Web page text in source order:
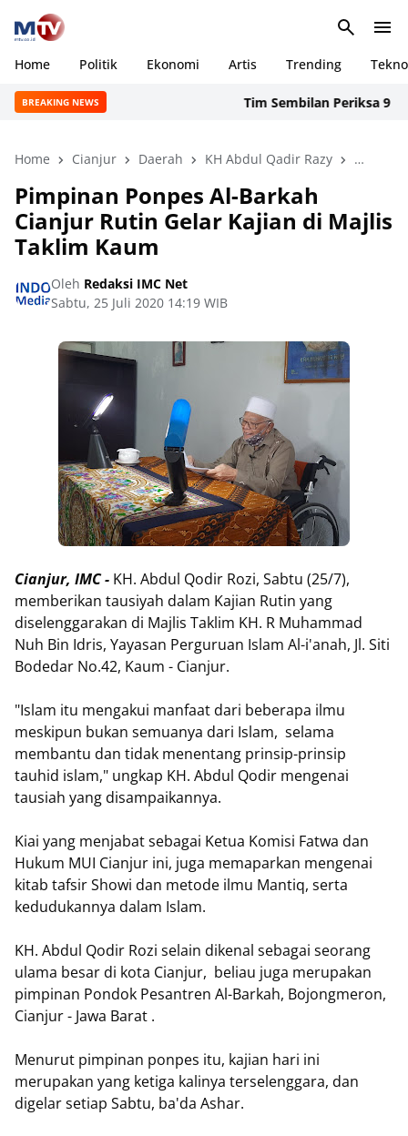
Home Politik Ekonomi Artis Trending Tekno
BREAKING NEWS Tim Sembilan Periksa 9
Home Cianjur Daerah KH Abdul Qadir Razy
Pimpinan Ponpes Al-Barkah
Cianjur Rutin Gelar Kajian di Majlis
Taklim Kaum
Oleh Redaksi IMC Net
Sabtu, 25 Juli 2020 14:19 WIB
Cianjur, IMC - KH. Abdul Qodir Rozi, Sabtu (25/7),
memberikan tausiyah dalam Kajian Rutin yang
diselenggarakan di Majlis Taklim KH. R Muhammad
Nuh Bin Idris, Yayasan Perguruan Islam Al-i'anah, Jl. Siti
Bodedar No.42, Kaum - Cianjur.
"Islam itu mengakui manfaat dari beberapa ilmu
meskipun bukan semuanya dari Islam, selama
membantu dan tidak menentang prinsip-prinsip
tauhid islam," ungkap KH. Abdul Qodir mengenai
tausiah yang disampaikannya.
Kiai yang menjabat sebagai Ketua Komisi Fatwa dan
Hukum MUI Cianjur ini, juga memaparkan mengenai
kitab tafsir Showi dan metode ilmu Mantiq, serta
kedudukannya dalam Islam.
KH. Abdul Qodir Rozi selain dikenal sebagai seorang
ulama besar di kota Cianjur, beliau juga merupakan
pimpinan Pondok Pesantren Al-Barkah, Bojongmeron,
Cianjur - Jawa Barat .
Menurut pimpinan ponpes itu, kajian hari ini
merupakan yang ketiga kalinya terselenggara, dan
digelar setiap Sabtu, ba'da Ashar.